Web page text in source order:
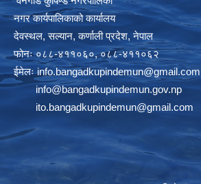
नगर कार्यपालिकाको कार्यालय
देवस्थल, सल्यान, कर्णाली प्रदेश, नेपाल
फोनः ०८८-४११०६०, ०८८-४११०६२
ईमेलःinfo.bangadkupindemun@gmail.com
info@bangadkupindemun.gov.np
ito.bangadkupindemun@gmail.com